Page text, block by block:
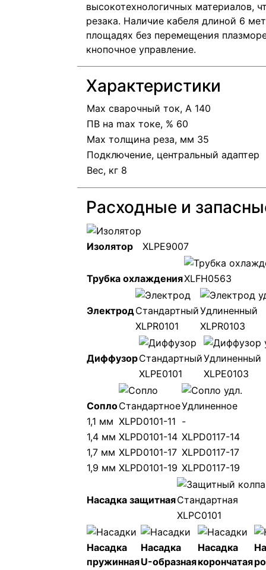
высокотехнологичных материалов,
резака. Наличие кабеля длиной 6
площадях без перемещения
кнопочное управление.
Характеристики
Max сварочный ток, А 140
ПВ на max токе, % 60
Max толщина реза, мм 35
Подключение, центральный адаптер
Вес, кг 8
Расходные и
Изолятор XLPE9007
Трубка охлажденияXLFH0563
ЭлектродСтандартныйУдлиненный
XLPR0101
XLPR0103
ДиффузорСтандартныйУдлиненный
XLPE0101
XLPE0103
СоплоСтандартноеУдлиненное
1,1 мм XLPD0101-11 -
1,4 мм XLPD0101-14 XLPD0117-14
1,7 мм XLPD0101-17 XLPD0117-17
1,9 мм XLPD0101-19 XLPD0117-19
Насадка защитнаяСтандартная
XLPC0101
Насадка
пружинная
Насадка
U-образная
Насадка
корончатая